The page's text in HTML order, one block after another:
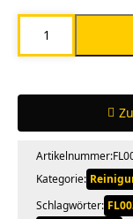
(FL003-
Menge
Artikelnummer:
Kategorie:
Schlagwörter: